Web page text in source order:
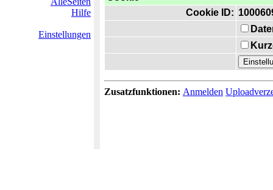
Hilfe
Einstellungen
Cookie ID:
Zusatzfunktionen: Anmelden